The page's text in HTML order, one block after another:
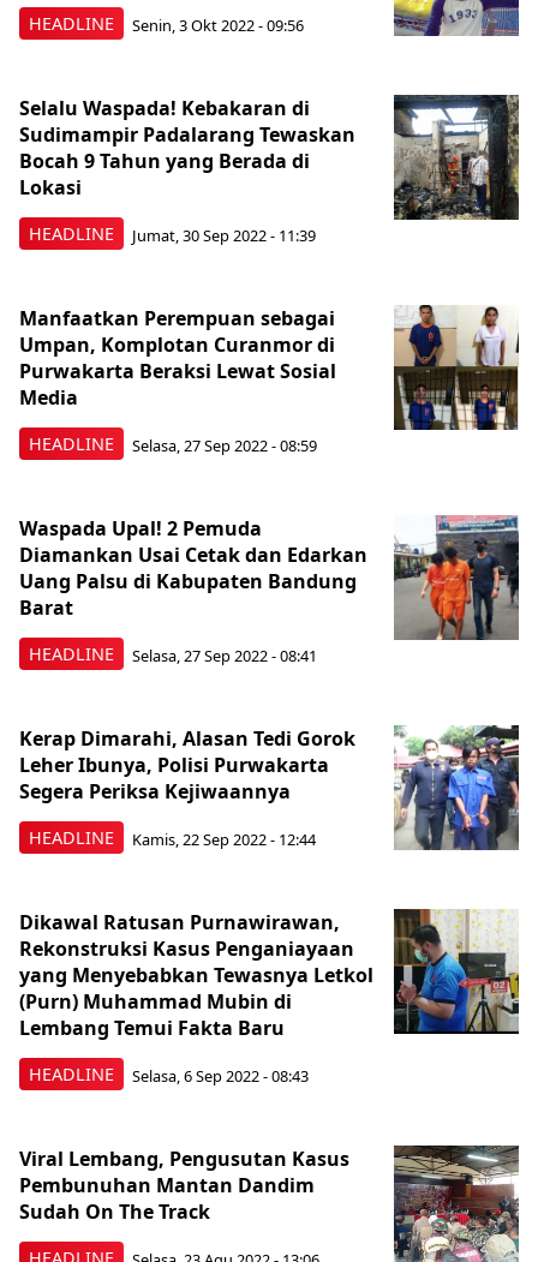
HEADLINE Senin, 3 Okt 2022 - 09:56
HEADLINE
Selalu Waspada! Kebakaran di
Sudimampir Padalarang Tewaskan
Bocah 9 Tahun yang Berada di
Lokasi
Jumat, 30 Sep 2022 - 11:39
HEADLINE
Manfaatkan Perempuan sebagai
Umpan, Komplotan Curanmor di
Purwakarta Beraksi Lewat Sosial
Media
Selasa, 27 Sep 2022 - 08:59
HEADLINE
Waspada Upal! 2 Pemuda
Diamankan Usai Cetak dan Edarkan
Uang Palsu di Kabupaten Bandung
Barat
Selasa, 27 Sep 2022 - 08:41
HEADLINE
Kerap Dimarahi, Alasan Tedi Gorok
Leher Ibunya, Polisi Purwakarta
Segera Periksa Kejiwaannya
Kamis, 22 Sep 2022 - 12:44
HEADLINE
Dikawal Ratusan Purnawirawan,
Rekonstruksi Kasus Penganiayaan
yang Menyebabkan Tewasnya Letkol
(Purn) Muhammad Mubin di
Lembang Temui Fakta Baru
Selasa, 6 Sep 2022 - 08:43
Viral Lembang, Pengusutan Kasus
Pembunuhan Mantan Dandim
Sudah On The Track